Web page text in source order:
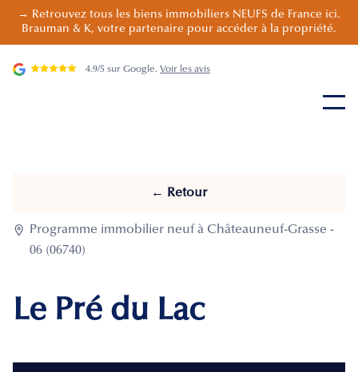
→ Retrouvez tous les biens immobiliers NEUFS de France ici.
Brauman & K, votre partenaire pour accéder à la propriété.
4.9/5 sur Google. Voir les avis
← Retour

Programme immobilier neuf à Châteauneuf-Grasse -
06 (06740)
Le Pré du Lac